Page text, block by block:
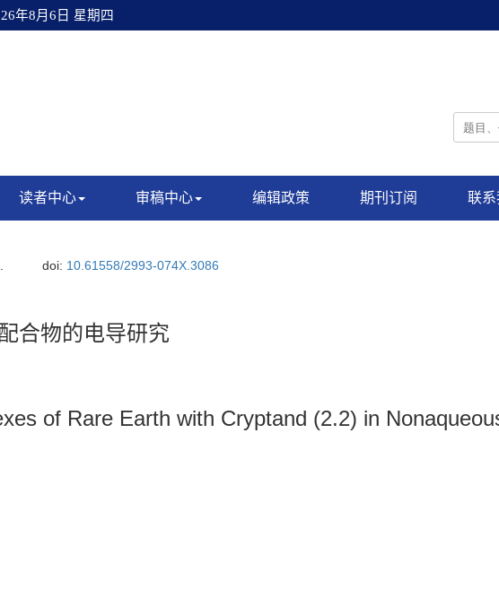
年8月6日 星期四
读者中心 审稿中心 编辑政策 期刊订阅 联系
doi: 10.61558/2993-074X.3086
配合物的电导研究
of Rare Earth with Cryptand (2.2) in